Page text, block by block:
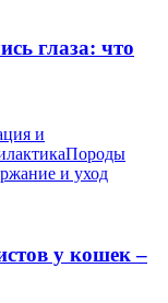
глаза: что
и
Породы
и уход
у кошек –